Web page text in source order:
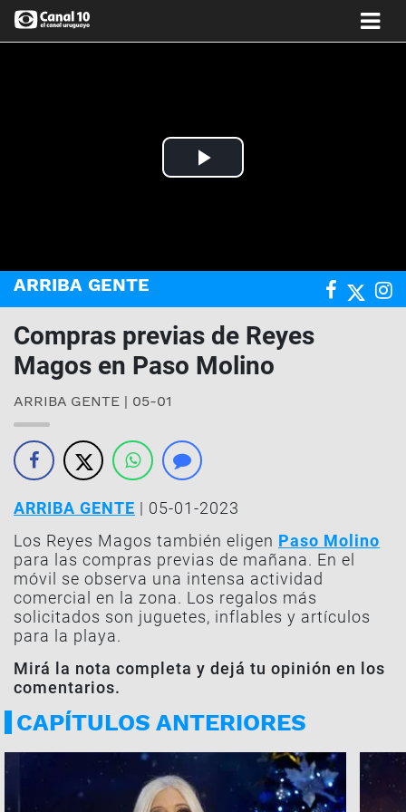
Play
ARRIBA GENTE
Compras previas de Reyes
Magos en Paso Molino
ARRIBA GENTE | 05-01
ARRIBA GENTE | 05-01-2023
Los Reyes Magos también eligen Paso Molino
para las compras previas de mañana. En el
móvil se observa una intensa actividad
comercial en la zona. Los regalos más
solicitados son juguetes, inflables y artículos
para la playa.
Mirá la nota completa y dejá tu opinión en los
comentarios.
CAPÍTULOS ANTERIORES